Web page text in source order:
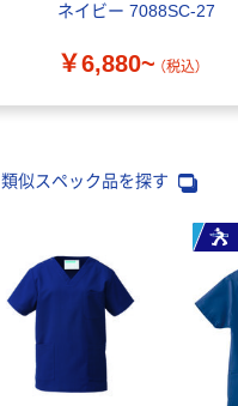
ネイビー 7088SC-27
￥6,880~ （税込）
類似スペック品を探す